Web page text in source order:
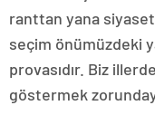
ranttan yana siyaset
seçim önümüzdeki
provasıdır. Biz
göstermek